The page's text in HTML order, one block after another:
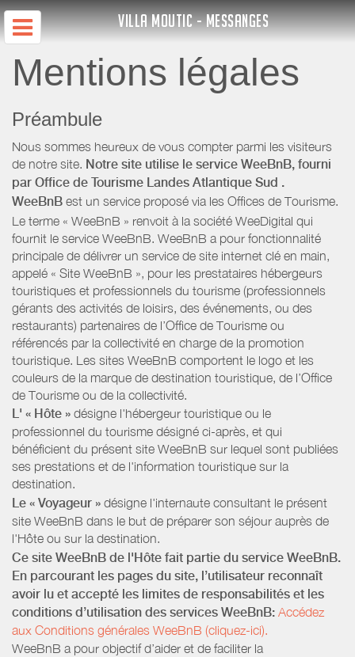
VILLA MOUTIC - MESSANGES
Mentions légales
Préambule
Nous sommes heureux de vous compter parmi les visiteurs
de notre site. Notre site utilise le service WeeBnB, fourni
par Office de Tourisme Landes Atlantique Sud .
WeeBnB est un service proposé via les Offices de Tourisme.
Le terme « WeeBnB » renvoit à la société WeeDigital qui
fournit le service WeeBnB. WeeBnB a pour fonctionnalité
principale de délivrer un service de site internet clé en main,
appelé « Site WeeBnB », pour les prestataires hébergeurs
touristiques et professionnels du tourisme (professionnels
gérants des activités de loisirs, des événements, ou des
restaurants) partenaires de l’Office de Tourisme ou
référencés par la collectivité en charge de la promotion
touristique. Les sites WeeBnB comportent le logo et les
couleurs de la marque de destination touristique, de l’Office
de Tourisme ou de la collectivité.
L' « Hôte » désigne l'hébergeur touristique ou le
professionnel du tourisme désigné ci-après, et qui
bénéficient du présent site WeeBnB sur lequel sont publiées
ses prestations et de l'information touristique sur la
destination.
Le « Voyageur » désigne l'internaute consultant le présent
site WeeBnB dans le but de préparer son séjour auprès de
l'Hôte ou sur la destination.
Ce site WeeBnB de l'Hôte fait partie du service WeeBnB.
En parcourant les pages du site, l’utilisateur reconnaît
avoir lu et accepté les limites de responsabilités et les
conditions d’utilisation des services WeeBnB: Accédez
aux Conditions générales WeeBnB (cliquez-ici).
WeeBnB a pour objectif d’aider et de faciliter la